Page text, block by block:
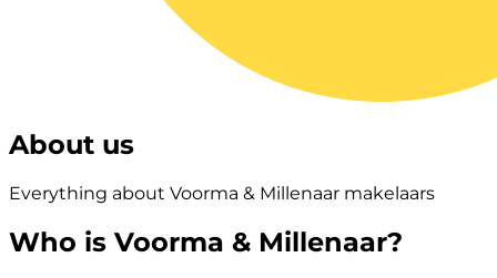
About us
Everything about Voorma & Millenaar makelaars
Who is Voorma & Millenaar?